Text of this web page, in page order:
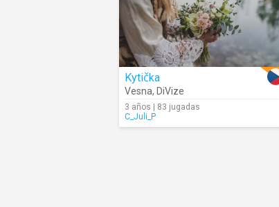
Kytička
Vesna, DiVize
3 años | 83 jugadas
C_Juli_P